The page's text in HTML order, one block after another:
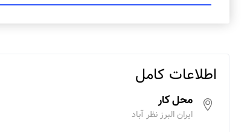
اطلاعات کامل
محل کار
ایران البرز نظر آباد